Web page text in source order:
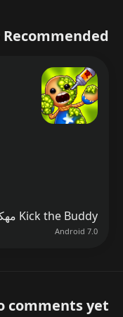
استغل وضع البقاء
السريع.
لماذا Stick War: Legacy مهكرة ممتعة أكثر؟
إزالة القيود
فتح كل شيء من البداية
إيجابيات وسلبيات ملف Stick War مهكرة
المزايا
Recommended تحميل العاب مهكرة 2026
Kick the Buddy مهكرة
Android 7.0
yet :(